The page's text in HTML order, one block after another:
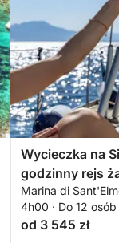
Wycieczka na
godzinny rejs
Marina di
4h00 · Do 12 osób
od 3 545 zł